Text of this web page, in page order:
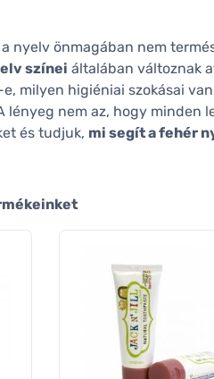
nyelv önmagában nem
színei általában változnak
milyen higiéniai szokásai
lényeg nem az, hogy minden
és tudjuk, mi segít a fehér